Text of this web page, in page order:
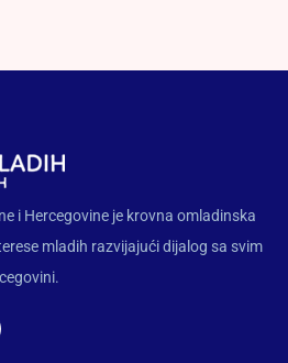
i Hercegovine je krovna omladinska
mladih razvijajući dijalog sa svim